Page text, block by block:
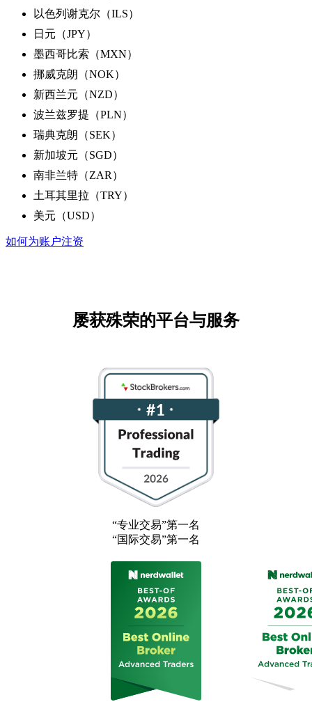
以色列谢克尔（ILS）
日元（JPY）
墨西哥比索（MXN）
挪威克朗（NOK）
新西兰元（NZD）
波兰兹罗提（PLN）
瑞典克朗（SEK）
新加坡元（SGD）
南非兰特（ZAR）
土耳其里拉（TRY）
美元（USD）
如何为账户注资
屡获殊荣的平台与服务
“专业交易”第一名
“国际交易”第一名